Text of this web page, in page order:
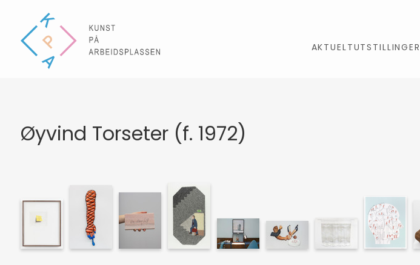
AKTUELTUTSTILLINGER
Øyvind Torseter (f. 1972)